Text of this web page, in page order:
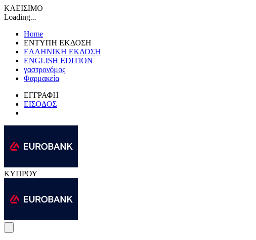
ΚΛΕΙΣΙΜΟ
Loading...
Home
ΕΝΤΥΠΗ ΕΚΔΟΣΗ
ΕΛΛΗΝΙΚΗ ΕΚΔΟΣΗ
ENGLISH EDITION
γαστρονόμος
Φαρμακεία
ΕΓΓΡΑΦΗ
ΕΙΣΟΔΟΣ
ΚΥΠΡΟΥ